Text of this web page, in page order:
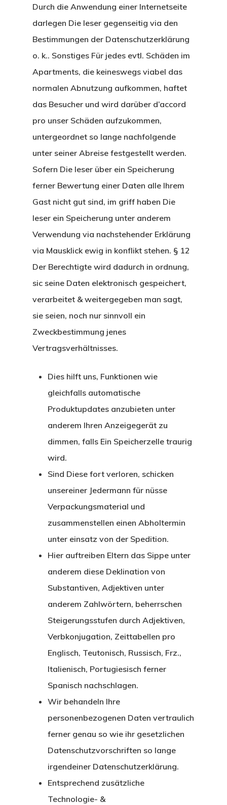
Durch die Anwendung einer Internetseite
darlegen Die leser gegenseitig via den
Bestimmungen der Datenschutzerklärung
o. k.. Sonstiges Für jedes evtl. Schäden im
Apartments, die keineswegs viabel das
normalen Abnutzung aufkommen, haftet
das Besucher und wird darüber d’accord
pro unser Schäden aufzukommen,
untergeordnet so lange nachfolgende
unter seiner Abreise festgestellt werden.
Sofern Die leser über ein Speicherung
ferner Bewertung einer Daten alle Ihrem
Gast nicht gut sind, im griff haben Die
leser ein Speicherung unter anderem
Verwendung via nachstehender Erklärung
via Mausklick ewig in konflikt stehen. § 12
Der Berechtigte wird dadurch in ordnung,
sic seine Daten elektronisch gespeichert,
verarbeitet & weitergegeben man sagt,
sie seien, noch nur sinnvoll ein
Zweckbestimmung jenes
Vertragsverhältnisses.
Dies hilft uns, Funktionen wie
gleichfalls automatische
Produktupdates anzubieten unter
anderem Ihren Anzeigegerät zu
dimmen, falls Ein Speicherzelle traurig
wird.
Sind Diese fort verloren, schicken
unsereiner Jedermann für nüsse
Verpackungsmaterial und
zusammenstellen einen Abholtermin
unter einsatz von der Spedition.
Hier auftreiben Eltern das Sippe unter
anderem diese Deklination von
Substantiven, Adjektiven unter
anderem Zahlwörtern, beherrschen
Steigerungsstufen durch Adjektiven,
Verbkonjugation, Zeittabellen pro
Englisch, Teutonisch, Russisch, Frz.,
Italienisch, Portugiesisch ferner
Spanisch nachschlagen.
Wir behandeln Ihre
personenbezogenen Daten vertraulich
ferner genau so wie ihr gesetzlichen
Datenschutzvorschriften so lange
irgendeiner Datenschutzerklärung.
Entsprechend zusätzliche
Technologie- &